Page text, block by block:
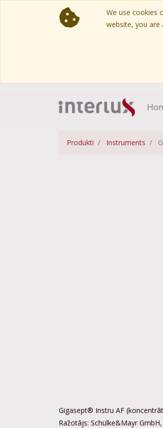
We use cookies
website, you are
Produkti Instruments
Gigasept® Instru AF
Ražotājs: Schülke&Mayr